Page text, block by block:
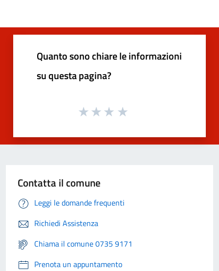
Quanto sono chiare le informazioni
su questa pagina?
Contatta il comune
Leggi le domande frequenti
Richiedi Assistenza
Chiama il comune 0735 9171
Prenota un appuntamento